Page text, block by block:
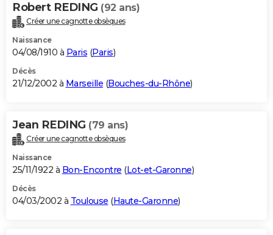
Robert REDING (92 ans)
Créer une cagnotte obsèques
Naissance
04/08/1910 à Paris (Paris)
Décès
21/12/2002 à Marseille (Bouches-du-Rhône)
Jean REDING (79 ans)
Créer une cagnotte obsèques
Naissance
25/11/1922 à Bon-Encontre (Lot-et-Garonne)
Décès
04/03/2002 à Toulouse (Haute-Garonne)